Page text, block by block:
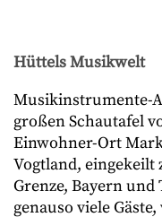
Hüttels Musikwelt
Musikinstrumente-
großen Schautafel
Einwohner-Ort
Vogtland, eingekeilt
Grenze, Bayern
genauso viele